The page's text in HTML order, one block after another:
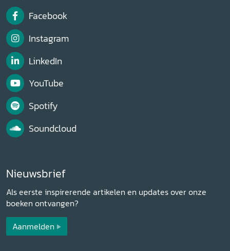
Facebook
Instagram
LinkedIn
YouTube
Spotify
Soundcloud
Nieuwsbrief
Als eerste inspirerende artikelen en updates over onze
boeken ontvangen?
Aanmelden